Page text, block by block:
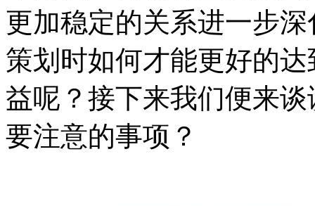
更加稳定的关系进一步
策划时如何才能更好的
益呢？接下来我们便来
要注意的事项？